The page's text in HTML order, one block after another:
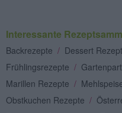
Interessante
Backrezepte / Dessert
Frühlingsrezepte /
Marillen Rezepte /
Obstkuchen Rezepte /